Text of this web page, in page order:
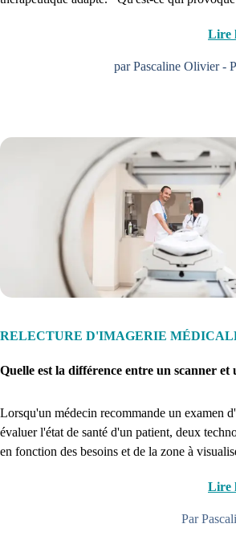
Lire
par Pascaline Olivier-
RELECTURE D'IMAGERIE
Quelle est la différence entre un scanner et
Lorsqu'un médecin recommande un examen
évaluer l'état de santé d'un patient, deux
en fonction des besoins et de la zone à
Lire
Par